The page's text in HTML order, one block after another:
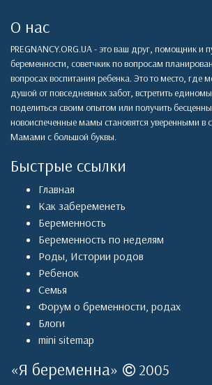
О нас
PREGNANCY.ORG.UA - это ваш друг, помощник и
беременности, советчкик по вопросам
вопросах воспитания ребенка. Это то место, где
душой от повседневных забот, встретить
поделиться своим опытом или получить
новоиспеченные мамы становятся уверенными в
Мамами с большой буквы.
Быстрые ссылки
Главная
Как забеременеть
Беременность
Беременность по неделям
Роды, Истории родов
Ребенок
Семья
Форум о бременности, родах
Блоги
mini sitemap
«Я беременна» 2005